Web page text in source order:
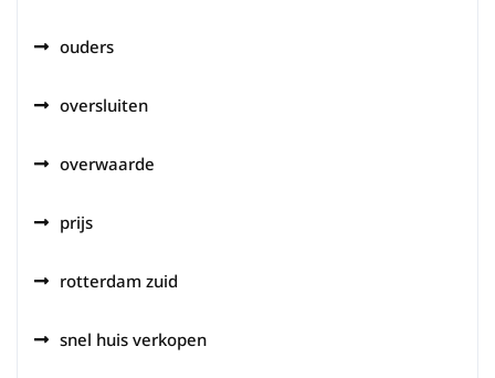
ouders
oversluiten
overwaarde
prijs
rotterdam zuid
snel huis verkopen